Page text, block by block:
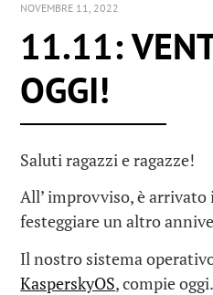
NOVEMBRE 11, 2022
11.11:
OGGI!
Saluti ragazzi e ragazze!
All’ improvviso, è
festeggiare un altro
Il nostro sistema
KasperskyOS, compie